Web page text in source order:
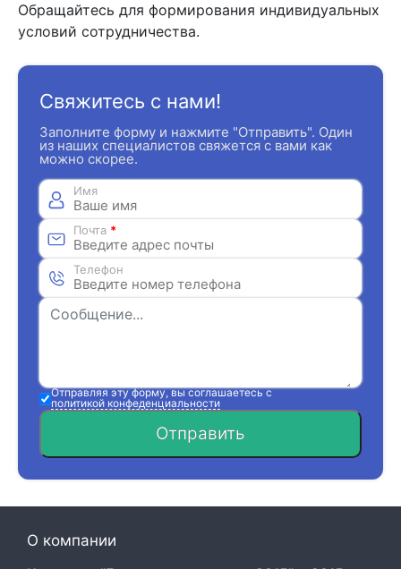
Обращайтесь для формирования индивидуальных
условий сотрудничества.
Свяжитесь с нами!
Заполните форму и нажмите "Отправить". Один
из наших специалистов свяжется с вами как
можно скорее.
Имя
Почта *
Телефон
Отправляя эту форму, вы соглашаетесь с
политикой конфеденциальности
Отправить
О компании